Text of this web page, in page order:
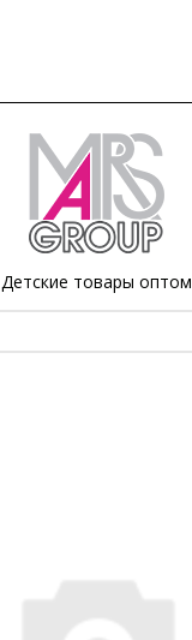
Детские товары оптом